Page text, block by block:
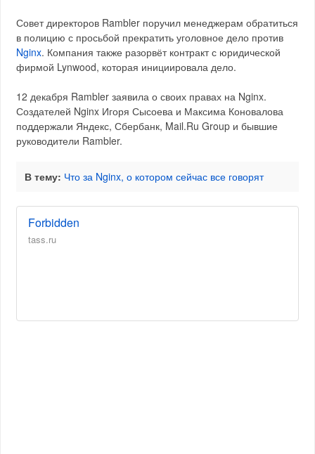
Совет директоров Rambler поручил менеджерам обратиться
в полицию с просьбой прекратить уголовное дело против
Nginx. Компания также разорвёт контракт с юридической
фирмой Lynwood, которая инициировала дело.
12 декабря Rambler заявила о своих правах на Nginx.
Создателей Nginx Игоря Сысоева и Максима Коновалова
поддержали Яндекс, Сбербанк, Mail.Ru Group и бывшие
руководители Rambler.
В тему: Что за Nginx, о котором сейчас все говорят
Forbidden
tass.ru